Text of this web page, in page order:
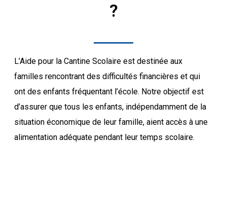
?
L’Aide pour la Cantine Scolaire est destinée aux
familles rencontrant des difficultés financières et qui
ont des enfants fréquentant l’école. Notre objectif est
d’assurer que tous les enfants, indépendamment de la
situation économique de leur famille, aient accès à une
alimentation adéquate pendant leur temps scolaire.